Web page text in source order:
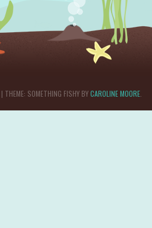
| THEME: SOMETHING FISHY BYCAROLINE MOORE